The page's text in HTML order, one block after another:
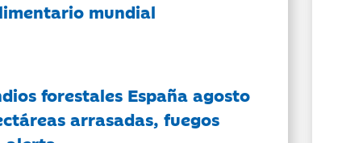
mundial
forestales España agosto
arrasadas, fuegos